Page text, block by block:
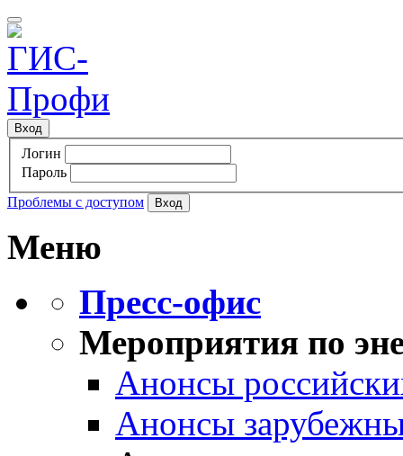
Вход
Логин
Пароль
Проблемы с доступом
Меню
Пресс-офис
Мероприятия по
Анонсы
Анонсы